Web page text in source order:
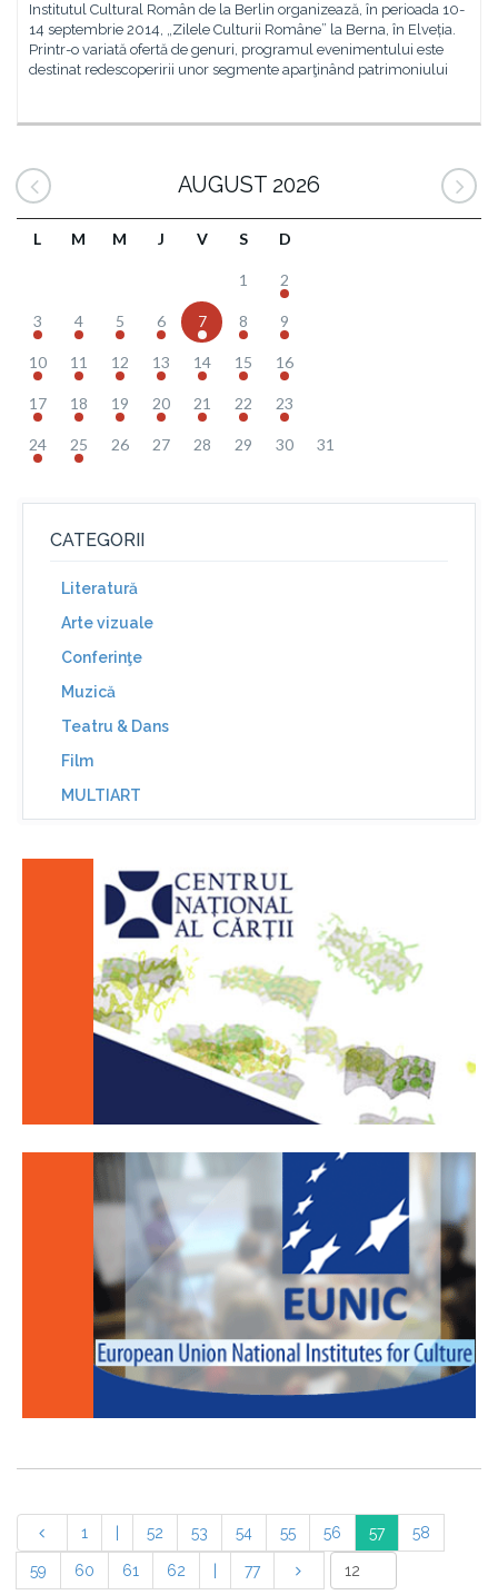
Institutul Cultural Român de la Berlin organizează, în perioada 10-
14 septembrie 2014, „Zilele Culturii Române” la Berna, în Elveția.
Printr-o variată ofertă de genuri, programul evenimentului este
destinat redescoperirii unor segmente aparţinând patrimoniului
AUGUST 2026
L M M J V S D
1 2
3 4 5 6 7 8 9
10 11 12 13 14 15 16
17 18 19 20 21 22 23
24 25 26 27 28 29 30 31
CATEGORII
Literatură
Arte vizuale
Conferinţe
Muzică
Teatru & Dans
Film
MULTIART
1 52 53 54 55 56 57 58
59 60 61 62 77